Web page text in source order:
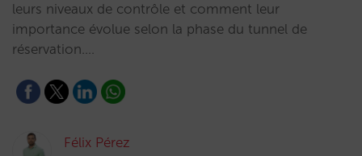
leurs niveaux de contrôle et comment leur
importance évolue selon la phase du tunnel de
réservation.…
Félix Pérez